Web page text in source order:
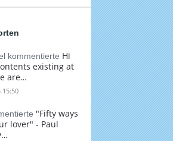
kommentierte Hi
existing at
are…
15:50
"Fifty ways
lover" - Paul